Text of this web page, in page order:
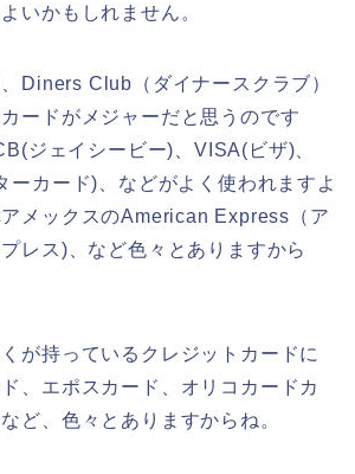
いかもしれません。
Diners Club（ダイナースクラブ）
ードがメジャーだと思うのです
ジェイシービー)、VISA(ビザ)、
ーカード)、などがよく使われますよ
メックスのAmerican Express（ア
レス)、など色々とありますから
が持っているクレジットカードに
、エポスカード、オリコカードカ
ど、色々とありますからね。